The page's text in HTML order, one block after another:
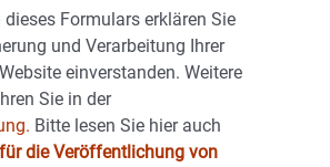
Formulars erklären Sie
und Verarbeitung Ihrer
einverstanden. Weitere
Sie in der
Bitte lesen Sie hier auch
die Veröffentlichung von